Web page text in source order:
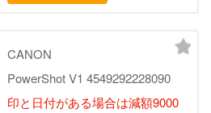
CANON
PowerShot V1 4549292228090
印と日付がある場合は減額9000